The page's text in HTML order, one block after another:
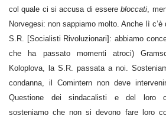
col quale ci si accusa di esserebloccati,
Norvegesi: non sappiamo molto. Anche lì
S.R. [Socialisti Rivoluzionari]: abbiamo
che ha passato momenti atroci)
Koloplova, la S.R. passata a noi.
condanna, il Comintern non deve
Questione dei sindacalisti e del loro
sosteniamo che non si devono fare loro